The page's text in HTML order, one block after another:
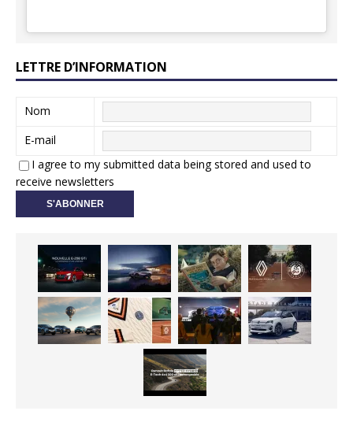
LETTRE D’INFORMATION
Nom
E-mail
I agree to my submitted data being stored and used to
receive newsletters